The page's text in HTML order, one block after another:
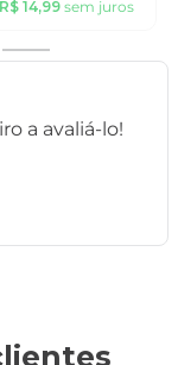
R$ 14,99 sem juros
a avaliá-lo!